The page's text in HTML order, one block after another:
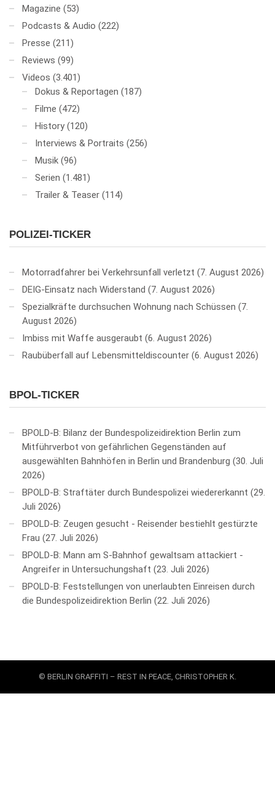
Magazine (53)
Podcasts & Audio (222)
Presse (211)
Reviews (99)
Videos (3.401)
Dokus & Reportagen (187)
Filme (472)
History (120)
Interviews & Portraits (256)
Musik (96)
Serien (1.481)
Trailer & Teaser (114)
POLIZEI-TICKER
Motorradfahrer bei Verkehrsunfall verletzt
7. August 2026
DEIG-Einsatz nach Widerstand
7. August 2026
Spezialkräfte durchsuchen Wohnung nach Schüssen
7.
August 2026
Imbiss mit Waffe ausgeraubt 6. August 2026
Raubüberfall auf Lebensmitteldiscounter 6. August 2026
BPOL-TICKER
BPOLD-B: Bilanz der Bundespolizeidirektion Berlin zum
Mitführverbot von gefährlichen Gegenständen auf
ausgewählten Bahnhöfen in Berlin und Brandenburg 30. Juli
2026
BPOLD-B: Straftäter durch Bundespolizei wiedererkannt
29.
Juli 2026
BPOLD-B: Zeugen gesucht - Reisender bestiehlt gestürzte
Frau
27. Juli 2026
BPOLD-B: Mann am S-Bahnhof gewaltsam attackiert -
Angreifer in Untersuchungshaft
23. Juli 2026
BPOLD-B: Feststellungen von unerlaubten Einreisen durch
die Bundespolizeidirektion Berlin
22. Juli 2026
© BERLIN GRAFFITI – REST IN PEACE, CHRISTOPHER K.